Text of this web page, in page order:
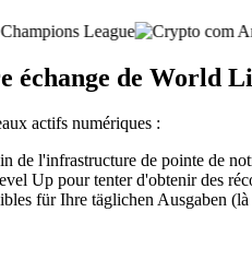
échange de World
actifs numériques :
de l'infrastructure de pointe de
Up pour tenter d'obtenir des
für Ihre täglichen Ausgaben (là